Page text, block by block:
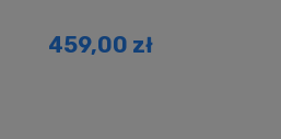
459,00 zł